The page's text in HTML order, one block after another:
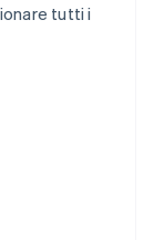
tutti i